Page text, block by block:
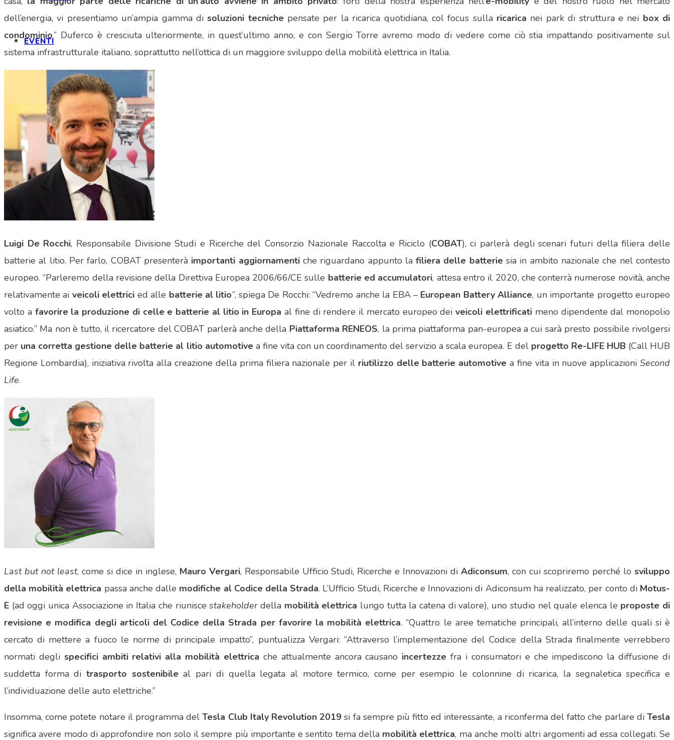
EVENTI
SPONSOR
NEWS
SHOP
dell’energia, vi presentiamo un’ampia gamma disoluzioni tecnichepensate per la ricarica quotidiana, col focus sulla ricarica nei park di struttura e nei box di
condominio.” Duferco è cresciuta ulteriormente, in quest’ultimo anno, e con Sergio Torre avremo modo di vedere come ciò stia impattando positivamente sul
sistema infrastrutturale italiano, soprattutto nell’ottica di un maggiore sviluppo della mobilità elettrica in Italia.
Luigi De Rocchi, Responsabile Divisione Studi e Ricerche del Consorzio Nazionale Raccolta e Riciclo (COBAT), ci parlerà degli scenari futuri della filiera delle
batterie al litio. Per farlo, COBAT presenterà importanti aggiornamentiche riguardano appunto lafiliera delle batteriesia in ambito nazionale che nel contesto
europeo. “Parleremo della revisione della Direttiva Europea 2006/66/CE sulle batterie ed accumulatori, attesa entro il 2020, che conterrà numerose novità, anche
relativamente ai veicoli elettrici ed alle batterie al litio”, spiega De Rocchi: “Vedremo anche la EBA – European Battery Alliance, un importante progetto europeo
volto a favorire la produzione di celle e batterie al litio in Europa al fine di rendere il mercato europeo deiveicoli elettrificatimeno dipendente dal monopolio
asiatico.” Ma non è tutto, il ricercatore del COBAT parlerà anche della Piattaforma RENEOS, la prima piattaforma pan-europea a cui sarà presto possibile rivolgersi
per una corretta gestione delle batterie al litio automotivea fine vita con un coordinamento del servizio a scala europea. E del progetto Re-LIFE HUB (Call HUB
Regione Lombardia), iniziativa rivolta alla creazione della prima filiera nazionale per il riutilizzo delle batterie automotive a fine vita in nuove applicazioniSecond
Life.
Last but not least, come si dice in inglese, Mauro Vergari, Responsabile Ufficio Studi, Ricerche e Innovazioni diAdiconsum, con cui scopriremo perché losviluppo
della mobilità elettrica passa anche dalle modifiche al Codice della Strada. L’Ufficio Studi, Ricerche e Innovazioni di Adiconsum ha realizzato, per conto di Motus-
E (ad oggi unica Associazione in Italia che riuniscestakeholderdella mobilità elettrica lungo tutta la catena di valore), uno studio nel quale elenca le proposte di
revisione e modifica degli articoli del Codice della Strada per favorire la mobilità elettrica. “Quattro le aree tematiche principali, all’interno delle quali si è
cercato di mettere a fuoco le norme di principale impatto”, puntualizza Vergari: “Attraverso l’implementazione del Codice della Strada finalmente verrebbero
normati degli specifici ambiti relativi alla mobilità elettrica che attualmente ancora causano incertezze fra i consumatori e che impediscono la diffusione di
suddetta forma ditrasporto sostenibileal pari di quella legata al motore termico, come per esempio le colonnine di ricarica, la segnaletica specifica e
l’individuazione delle auto elettriche.”
Insomma, come potete notare il programma delTesla Club Italy Revolution 2019 si fa sempre più fitto ed interessante, a riconferma del fatto che parlare diTesla
significa avere modo di approfondire non solo il sempre più importante e sentito tema della mobilità elettrica, ma anche molti altri argomenti ad essa collegati. Se